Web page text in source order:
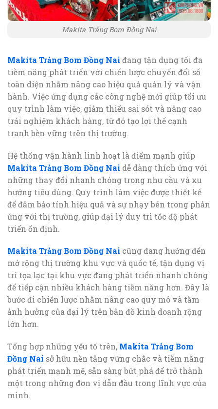
Makita Trảng Bom Đồng Nai
Makita Trảng Bom Đồng Nai đang tận dụng tối đa
tiềm năng phát triển với chiến lược chuyển đổi số
toàn diện nhằm nâng cao hiệu quả quản lý và vận
hành. Việc ứng dụng các công nghệ mới giúp tối ưu
quy trình làm việc, giảm thiểu sai sót và nâng cao
trải nghiệm khách hàng, từ đó tạo lợi thế cạnh
tranh bền vững trên thị trường.
Hệ thống vận hành linh hoạt là điểm mạnh giúp
Makita Trảng Bom Đồng Nai dễ dàng thích ứng với
những thay đổi nhanh chóng trong nhu cầu và xu
hướng tiêu dùng. Quy trình làm việc được thiết kế
để đảm bảo tính hiệu quả và sự nhạy bén trong phản
ứng với thị trường, giúp đại lý duy trì tốc độ phát
triển ổn định.
Makita Trảng Bom Đồng Nai cũng đang hướng đến
mở rộng thị trường khu vực và quốc tế, tận dụng vị
trí tọa lạc tại khu vực đang phát triển nhanh chóng
để tiếp cận nhiều khách hàng tiềm năng hơn. Đây là
bước đi chiến lược nhằm nâng cao quy mô và tầm
ảnh hưởng của đại lý trên bản đồ kinh doanh rộng
lớn hơn.
Tổng hợp những yếu tố trên, Makita Trảng Bom
Đồng Nai sở hữu nền tảng vững chắc và tiềm năng
phát triển mạnh mẽ, sẵn sàng bứt phá để trở thành
một trong những đơn vị dẫn đầu trong lĩnh vực của
mình.